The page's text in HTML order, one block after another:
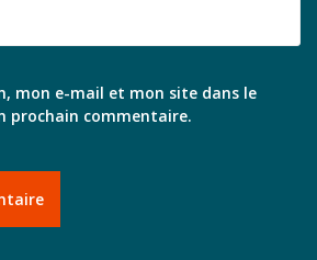
mon e-mail et mon site dans le
prochain commentaire.